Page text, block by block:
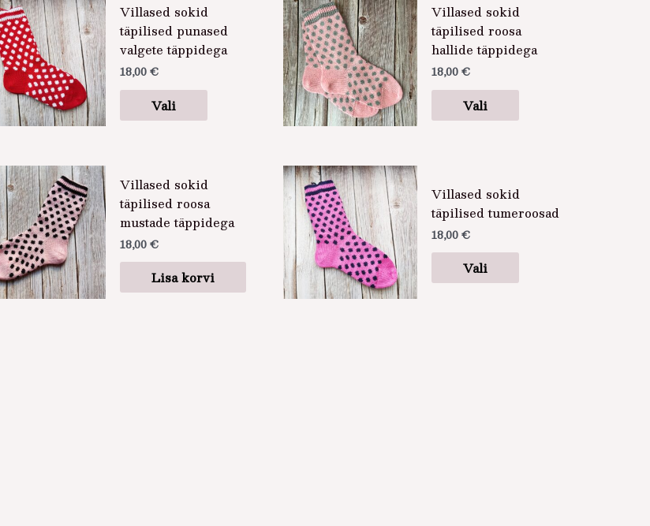
Villased sokid
täpilised punased
valgete täppidega
18,00€
Vali
tootel
on
mitu
Valikuid
Villased sokid
täpilised roosa
hallide täppidega
18,00€
Vali
tootel
on
mitu
Valikuid
Villased sokid
täpilised roosa
mustade täppidega
18,00€
Lisa korvi
Villased sokid
täpilised tumeroosad
18,00€
Vali
tootel
on
varianti.
saab